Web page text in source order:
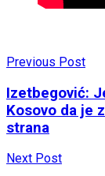
Previous Post
Izetbegović:
Kosovo da je
strana
Next Post